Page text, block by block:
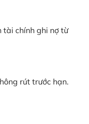
chính ghi nợ từ
rút trước hạn.